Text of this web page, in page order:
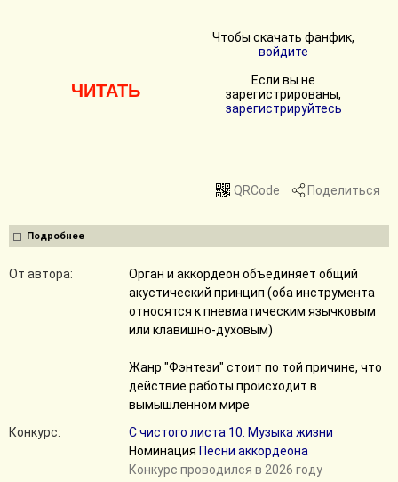
ЧИТАТЬ
Чтобы скачать фанфик,
войдите
Если вы не
зарегистрированы,
зарегистрируйтесь
QRCode Поделиться
Подробнее
От автора:
Орган и аккордеон объединяет общий
акустический принцип (оба инструмента
относятся к пневматическим язычковым
или клавишно-духовым)
Жанр "Фэнтези" стоит по той причине, что
действие работы происходит в
вымышленном мире
Конкурс:
С чистого листа 10. Музыка жизни
Номинация Песни аккордеона
Конкурс проводился в 2026 году